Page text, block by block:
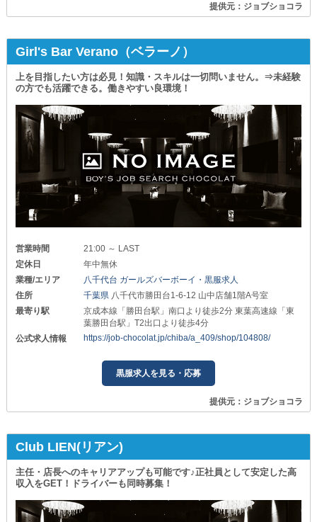
提供元：ジョブショコラ
Girl's Bar Verano（ベラーノ）
上を目指したい方は必見！知識・スキルは一切問いません。⇒未経験
の方でも活躍できる。働きやすい良環境！
営業時間
21:00 ～ LAST
定休日
年中無休
業種/エリア
八千代台 ガールズバーボーイ・黒服求人
住所
千葉県 八千代市勝田台1-6-12 山中店舗1階A号室
最寄り駅
京成本線「勝田台駅」南口より徒歩2分 東葉高速線「東
葉勝田台駅」T2出口より徒歩4分
公式求人情報
https://job-chocolat.jp/chiba/a_409/shop/104808/
黒服求人を見る・応募
提供元：ジョブショコラ
Club LIEN(リアン)
主任・店長へのキャリアアップも可能です♪正社員として安定した高
収入をGET！ドライバーも同時募集！